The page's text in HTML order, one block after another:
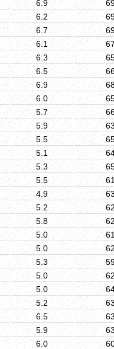
6.9
6.2
6.7
6.1
6.3
6.5
6.9
6.0
5.7
5.9
5.5
5.1
5.3
5.5
4.9
5.2
5.8
5.0
5.0
5.3
5.0
5.0
5.2
6.5
5.9
6.0